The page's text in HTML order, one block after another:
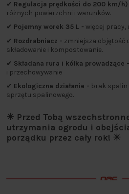
✔ Regulacja prędkości do 200 km/
różnych powierzchni i warunków.
✔ Pojemny worek 35 L - więcej pracy,
✔ Rozdrabniacz - zmniejsza objętość
składowanie i kompostowanie.
✔ Składana rura i kółka prowadzące -
i przechowywanie
✔ Ekologiczne działanie - brak spalin
sprzętu spalinowego.
✴️ Przed Tobą
utrzymania ogrodu i
porządku przez cały rok! ✴️